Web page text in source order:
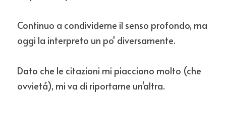
Continuo a condividerne il senso profondo, ma
oggi la interpreto un po' diversamente.
Dato che le citazioni mi piacciono molto (che
ovvietá), mi va di riportarne un'altra.